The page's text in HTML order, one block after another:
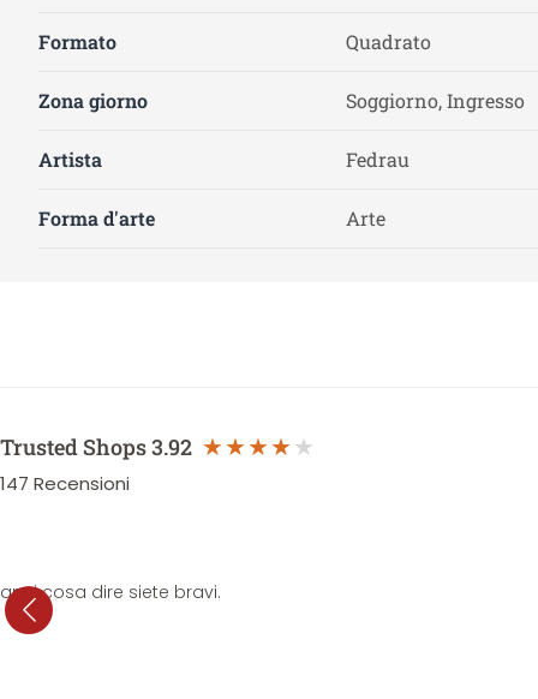
Formato Quadrato
Zona giorno Soggiorno, Ingresso
Artista Fedrau
Forma d'arte Arte
Trusted Shops3.92
147 Recensioni
cosa dire siete bravi.